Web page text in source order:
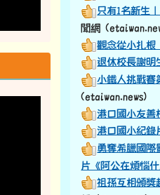
只有1名新生
聞網
觀念從小扎根
退休校長謝明
小鐵人挑戰
(etaiwan.news)
港口國小友善
港口國小紀錄
勇奪希臘國際
片《阿公在煩惱什
祖孫互相頒獎